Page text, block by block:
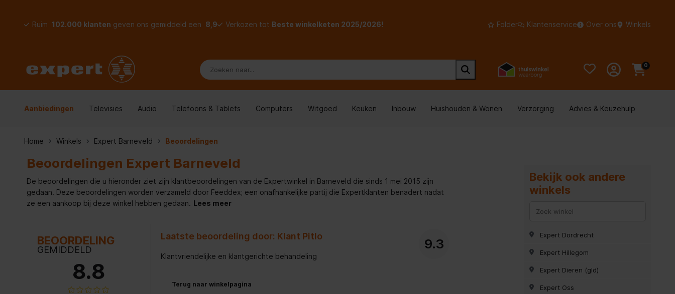
Ruim 102.000 klanten geven ons gemiddeld een 8,9 Verkozen tot Beste winkelketen 2025/2026! Folder Klantenservice Over ons Winkels
0
Aanbiedingen Televisies Audio Telefoons & Tablets Computers Witgoed Keuken Inbouw Huishouden & Wonen Verzorging Advies & Keuzehulp
Home Winkels Expert Barneveld Beoordelingen
Beoordelingen Expert Barneveld
De beoordelingen die u hieronder ziet zijn klantbeoordelingen van de Expertwinkel in Barneveld die sinds 1 mei 2015 zijn
gedaan. Deze beoordelingen worden verzameld door Feeddex; een onafhankelijke partij die Expertklanten benadert nadat
ze een aankoop bij deze winkel hebben gedaan. Lees meer
BEOORDELING
GEMIDDELD
8.8
Laatste beoordeling door: Klant Pitlo 9.3
Klantvriendelijke en klantgerichte behandeling
Terug naar winkelpagina
Bekijk ook andere
winkels
Expert Dordrecht
Expert Hillegom
Expert Dieren (gld)
Expert Oss